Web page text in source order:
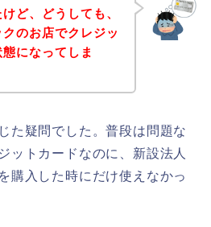
ど、どうしても、
のお店でクレジッ
になってしま
た疑問でした。普段は問題な
ットカードなのに、新設法人
購入した時にだけ使えなかっ